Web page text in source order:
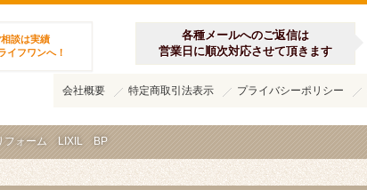
談は実績
イフワンへ！
各種メールへのご返信は
営業日に順次対応させて頂きます
会社概要 特定商取引法表示 プライバシーポリシー
フォーム LIXIL BP